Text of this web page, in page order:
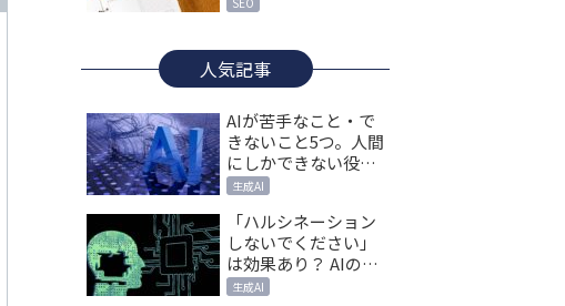
人気記事
AIが苦手なこと・で
きないこと5つ。人間
にしかできない役割
とは
生成AI
「ハルシネーション
しないでください」
は効果あり？ AIの嘘
を防ぐプロンプト術
生成AI